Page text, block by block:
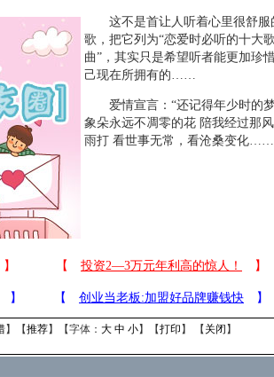
这不是首让人听着心里很舒服
歌，把它列为“恋爱时必听的十大歌
曲”，其实只是希望听者能更加珍
己现在所拥有的……
爱情宣言：“还记得年少时的
象朵永远不凋零的花 陪我经过那
雨打 看世事无常，看沧桑变化
】【推荐】【字体： 大 中 小】【打印 】 【 关闭 】